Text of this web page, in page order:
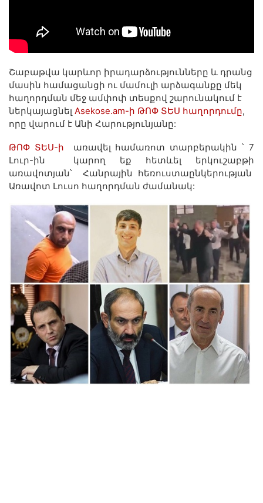
Շաբաթվա կարևոր իրադարձությունները և դրանց
մասին համացանցի ու մամուլի արձագանքը մեկ
հաղորդման մեջ ամփոփ տեսքով շարունակում է
ներկայացնել Asekose.am-ի ԹՈՓ ՏԵՍ հաղորդումը,
որը վարում է Անի Հարությունյանը:
ԹՈՓ ՏԵՍ-ի
առավել համառոտ տարբերակին ՝ 7
Լուր-ին կարող եք հետևել երկուշաբթի
առավոտյան՝ Հանրային հեռուստաընկերության
Առավոտ Լուսո հաղորդման ժամանակ: